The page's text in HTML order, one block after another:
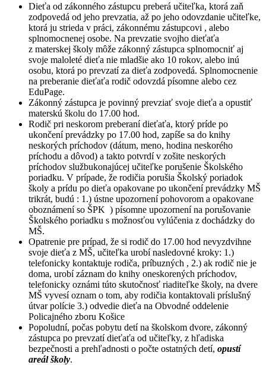
Dieťa od zákonného zástupcu preberá učiteľka, ktorá zaň
zodpovedá od jeho prevzatia, až po jeho odovzdanie učiteľke,
ktorá ju strieda v práci, zákonnému zástupcovi , alebo
splnomocnenej osobe. Na prevzatie svojho dieťaťa
z materskej školy môže zákonný zástupca splnomocniť aj
svoje maloleté dieťa nie mladšie ako 10 rokov, alebo inú
osobu, ktorá po prevzatí za dieťa zodpovedá. Splnomocnenie
na preberanie dieťaťa rodič odovzdá písomne alebo cez
EduPage.
Zákonný zástupca je povinný prevziať svoje dieťa a opustiť
materskú školu do 17.00 hod.
Rodič pri neskorom preberaní dieťaťa, ktorý príde po
ukončení prevádzky po 17.00 hod, zapíše sa do knihy
neskorých príchodov (dátum, meno, hodina neskorého
príchodu a dôvod) a takto potvrdí v zošite neskorých
príchodov službukonajúcej učiteľke porušenie Školského
poriadku. V prípade, že rodičia porušia Školský poriadok
školy a prídu po dieťa opakovane po ukončení prevádzky MŠ
trikrát, budú : 1.) ústne upozornení pohovorom a opakovane
oboznámení so ŠPK ) písomne upozornení na porušovanie
Školského poriadku s možnosťou vylúčenia z dochádzky do
MŠ.
Opatrenie pre prípad, že si rodič do 17.00 hod nevyzdvihne
svoje dieťa z MŠ, učiteľka urobí nasledovné kroky: 1.)
telefonicky kontaktuje rodiča, príbuzných , 2.) ak rodič nie je
doma, urobí záznam do knihy oneskorených príchodov,
telefonicky oznámi túto skutočnosť riaditeľke školy, na dvere
MŠ vyvesí oznam o tom, aby rodičia kontaktovali príslušný
útvar polície 3.) odvedie dieťa na Obvodné oddelenie
Policajného zboru Košice
Popoludní, počas pobytu detí na školskom dvore, zákonný
zástupca po prevzatí dieťaťa od učiteľky, z hľadiska
bezpečnosti a prehľadnosti o počte ostatných detí, opustí
areál školy.